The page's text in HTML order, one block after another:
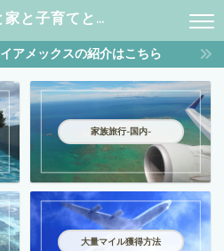
家と子育てと…
アメックスの紹介はこちら
家族旅行-国内-
大量マイル獲得方法